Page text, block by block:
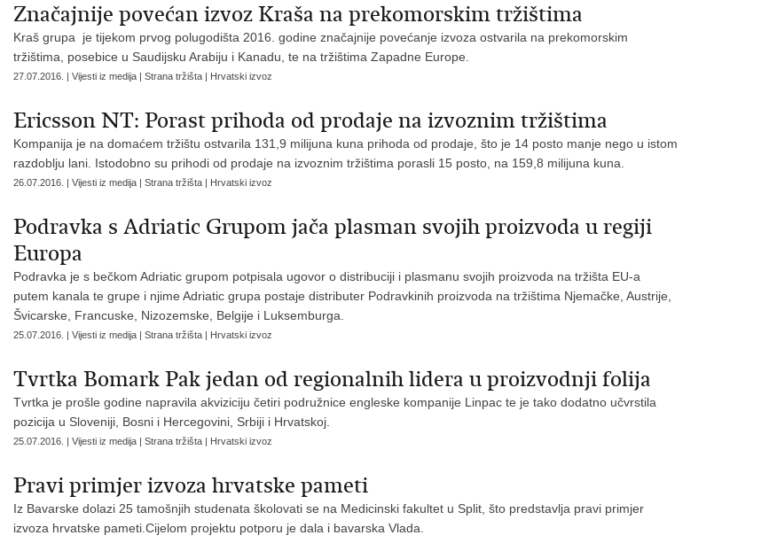
Značajnije povećan izvoz Kraša na prekomorskim tržištima
Kraš grupa je tijekom prvog polugodišta 2016. godine značajnije povećanje izvoza ostvarila na prekomorskim
tržištima, posebice u Saudijsku Arabiju i Kanadu, te na tržištima Zapadne Europe.
27.07.2016. | Vijesti iz medija | Strana tržišta | Hrvatski izvoz
Ericsson NT: Porast prihoda od prodaje na izvoznim tržištima
Kompanija je na domaćem tržištu ostvarila 131,9 milijuna kuna prihoda od prodaje, što je 14 posto manje nego u istom
razdoblju lani. Istodobno su prihodi od prodaje na izvoznim tržištima porasli 15 posto, na 159,8 milijuna kuna.
26.07.2016. | Vijesti iz medija | Strana tržišta | Hrvatski izvoz
Podravka s Adriatic Grupom jača plasman svojih proizvoda u regiji
Europa
Podravka je s bečkom Adriatic grupom potpisala ugovor o distribuciji i plasmanu svojih proizvoda na tržišta EU-a
putem kanala te grupe i njime Adriatic grupa postaje distributer Podravkinih proizvoda na tržištima Njemačke, Austrije,
Švicarske, Francuske, Nizozemske, Belgije i Luksemburga.
25.07.2016. | Vijesti iz medija | Strana tržišta | Hrvatski izvoz
Tvrtka Bomark Pak jedan od regionalnih lidera u proizvodnji folija
Tvrtka je prošle godine napravila akviziciju četiri podružnice engleske kompanije Linpac te je tako dodatno učvrstila
pozicija u Sloveniji, Bosni i Hercegovini, Srbiji i Hrvatskoj.
25.07.2016. | Vijesti iz medija | Strana tržišta | Hrvatski izvoz
Pravi primjer izvoza hrvatske pameti
Iz Bavarske dolazi 25 tamošnjih studenata školovati se na Medicinski fakultet u Split, što predstavlja pravi primjer
izvoza hrvatske pameti.Cijelom projektu potporu je dala i bavarska Vlada.